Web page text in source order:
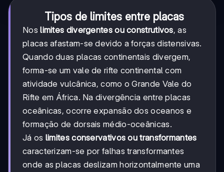
Tipos de limites entre placas
Noslimites divergentes ou construtivos, as
placas afastam-se devido a forças distensivas.
Quando duas placas continentais divergem,
forma-se um vale de rifte continental com
atividade vulcânica, como o Grande Vale do
Rifte em África. Na divergência entre placas
oceânicas, ocorre expansão dos oceanos e
formação de dorsais médio-oceânicas.
Já os limites conservativos ou transformantes
caracterizam-se por falhas transformantes
onde as placas deslizam horizontalmente uma